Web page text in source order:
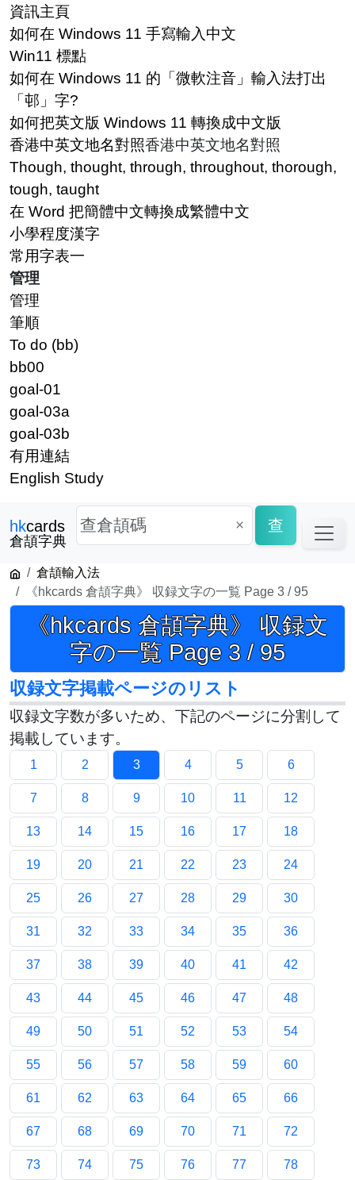
資訊主頁
如何在 Windows 11 手寫輸入中文
Win11 標點
如何在 Windows 11 的「微軟注音」輸入法打出
「邨」字?
如何把英文版 Windows 11 轉換成中文版
香港中英文地名對照香港中英文地名對照
Though, thought, through, throughout, thorough,
tough, taught
在 Word 把簡體中文轉換成繁體中文
小學程度漢字
常用字表一
管理
管理
筆順
To do (bb)
bb00
goal-01
goal-03a
goal-03b
有用連結
English Study
hkcards
倉頡字典
× 查
倉頡輸入法
《hkcards 倉頡字典》 収録文字の一覧 Page 3 / 95
《hkcards 倉頡字典》 収録文
字の一覧 Page 3 / 95
収録文字掲載ページのリスト
収録文字数が多いため、下記のページに分割して
掲載しています。
1 2 3 4 5 6
7 8 9 10 11 12
13 14 15 16 17 18
19 20 21 22 23 24
25 26 27 28 29 30
31 32 33 34 35 36
37 38 39 40 41 42
43 44 45 46 47 48
49 50 51 52 53 54
55 56 57 58 59 60
61 62 63 64 65 66
67 68 69 70 71 72
73 74 75 76 77 78